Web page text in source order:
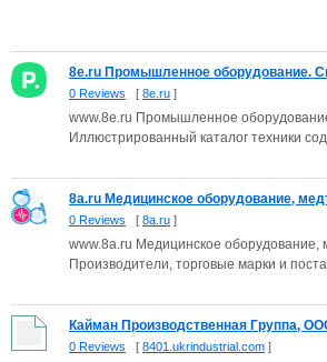
8e.ru Промышленное оборудование.
0 Reviews [ 8e.ru ]
www.8e.ru Промышленное
Иллюстрированный каталог техники
8a.ru Медицинское оборудование,
0 Reviews [ 8a.ru ]
www.8a.ru Медицинское оборудование,
Производители, торговые марки и
Кайман Производственная Группа,
0 Reviews [ 8401.ukrindustrial.com ]